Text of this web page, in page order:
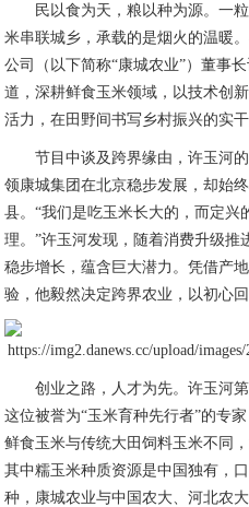
民以食为天，粮以种为源。一
米串联城乡，承载的是烟火的温暖
公司（以下简称“康城农业”）董事
道，深耕鲜食玉米领域，以技术创
活力，在田野间书写乡村振兴的实干
节目中谈及跨界缘由，许玉河
领康城集团在北京稳步发展，却始
县。“我们是吃玉米长大的，而定
理。”许玉河发现，随着消费升级推
稳步增长，蕴含巨大潜力。凭借产
验，他毅然决定跨界农业，以初心
创业之路，人才为先。许玉河
这位被誉为“玉米育种先行者”的专
鲜食玉米与传统大田饲料玉米不同
其中糯玉米种质资源是中国独有，
种，康城农业与中国农大、河北农